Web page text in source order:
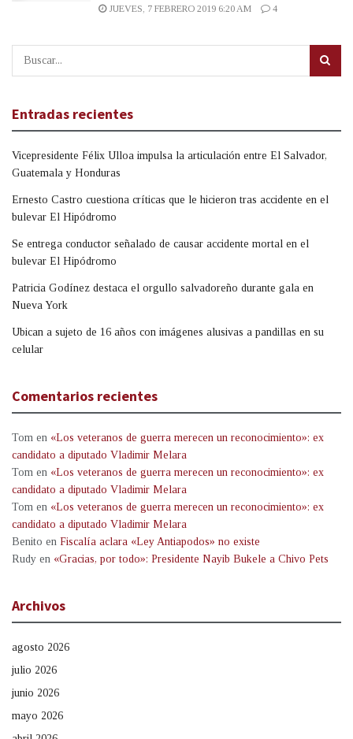
JUEVES, 7 FEBRERO 2019 6:20 AM
4
Entradas recientes
Vicepresidente Félix Ulloa impulsa la articulación entre El Salvador,
Guatemala y Honduras
Ernesto Castro cuestiona críticas que le hicieron tras accidente en el
bulevar El Hipódromo
Se entrega conductor señalado de causar accidente mortal en el
bulevar El Hipódromo
Patricia Godínez destaca el orgullo salvadoreño durante gala en
Nueva York
Ubican a sujeto de 16 años con imágenes alusivas a pandillas en su
celular
Comentarios recientes
Tom en «Los veteranos de guerra merecen un reconocimiento»: ex
candidato a diputado Vladimir Melara
Tom en «Los veteranos de guerra merecen un reconocimiento»: ex
candidato a diputado Vladimir Melara
Tom en «Los veteranos de guerra merecen un reconocimiento»: ex
candidato a diputado Vladimir Melara
Benito en Fiscalía aclara «Ley Antiapodos» no existe
Rudy en «Gracias, por todo»: Presidente Nayib Bukele a Chivo Pets
Archivos
agosto 2026
julio 2026
junio 2026
mayo 2026